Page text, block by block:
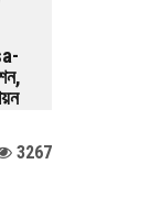
3267